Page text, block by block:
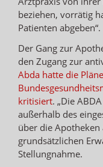
beziehen, vorrätig
Patienten abgeben“.
Der Gang zur
den Zugang zur
Abda hatte die
kritisiert. „Die
außerhalb des
über die Apotheken
grundsätzlichen
Stellungnahme.